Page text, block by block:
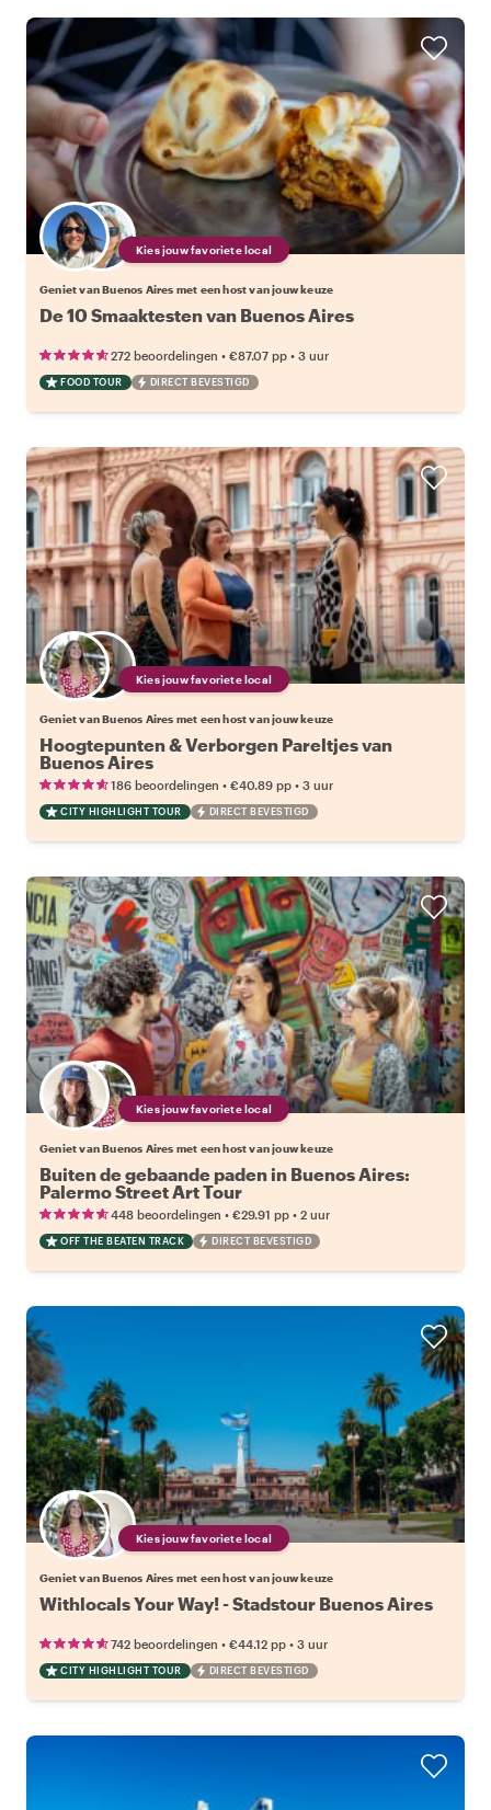
Kies jouw favoriete local
Geniet van Buenos Aires met een host van jouw keuze
De 10 Smaaktesten van Buenos Aires
272 beoordelingen • €87.07 pp • 3 uur
FOOD TOUR DIRECT BEVESTIGD
Kies jouw favoriete local
Geniet van Buenos Aires met een host van jouw keuze
Hoogtepunten & Verborgen Pareltjes van
Buenos Aires
186 beoordelingen • €40.89 pp • 3 uur
CITY HIGHLIGHT TOUR DIRECT BEVESTIGD
Kies jouw favoriete local
Geniet van Buenos Aires met een host van jouw keuze
Buiten de gebaande paden in Buenos Aires:
Palermo Street Art Tour
448 beoordelingen • €29.91 pp • 2 uur
OFF THE BEATEN TRACK DIRECT BEVESTIGD
Kies jouw favoriete local
Geniet van Buenos Aires met een host van jouw keuze
Withlocals Your Way! - Stadstour Buenos Aires
742 beoordelingen • €44.12 pp • 3 uur
CITY HIGHLIGHT TOUR DIRECT BEVESTIGD